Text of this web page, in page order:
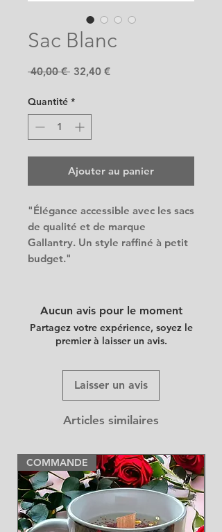
Sac Blanc
40,00 € Prix
32,40 €Prix
Quantité *
Ajouter au panier
"Élégance accessible avec les sacs
de qualité et de marque
Gallantry. Un style raffiné à petit
budget."
Aucun avis pour le moment
Partagez votre expérience, soyez le
premier à laisser un avis.
Laisser un avis
Articles similaires
COMMANDE